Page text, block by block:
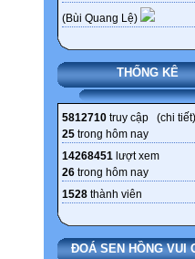
(Bùi Quang Lệ)
THỐNG KÊ
5812710 truy cập (chi tiết)
25 trong hôm nay
14268451 lượt xem
26 trong hôm nay
1528 thành viên
ĐOÁ SEN HỒNG VUI